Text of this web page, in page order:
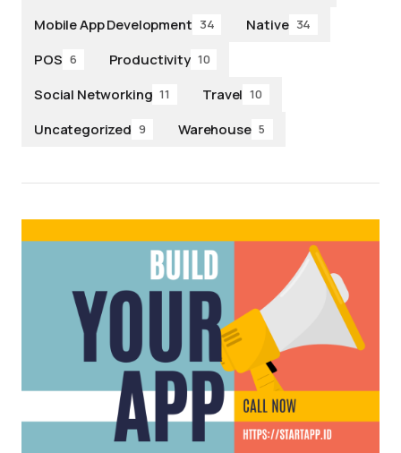
Mobile App Development 34 Native 34
POS 6 Productivity 10
Social Networking 11 Travel 10
Uncategorized 9 Warehouse 5